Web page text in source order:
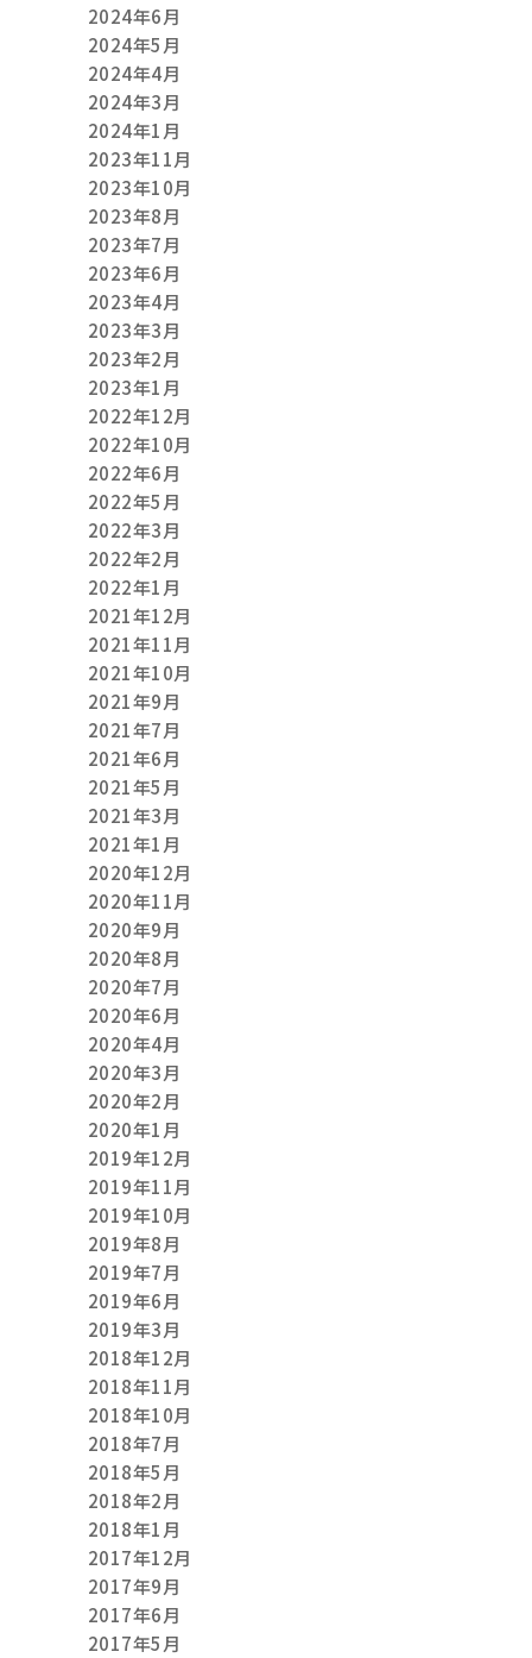
2024年6月
2024年5月
2024年4月
2024年3月
2024年1月
2023年11月
2023年10月
2023年8月
2023年7月
2023年6月
2023年4月
2023年3月
2023年2月
2023年1月
2022年12月
2022年10月
2022年6月
2022年5月
2022年3月
2022年2月
2022年1月
2021年12月
2021年11月
2021年10月
2021年9月
2021年7月
2021年6月
2021年5月
2021年3月
2021年1月
2020年12月
2020年11月
2020年9月
2020年8月
2020年7月
2020年6月
2020年4月
2020年3月
2020年2月
2020年1月
2019年12月
2019年11月
2019年10月
2019年8月
2019年7月
2019年6月
2019年3月
2018年12月
2018年11月
2018年10月
2018年7月
2018年5月
2018年2月
2018年1月
2017年12月
2017年9月
2017年6月
2017年5月